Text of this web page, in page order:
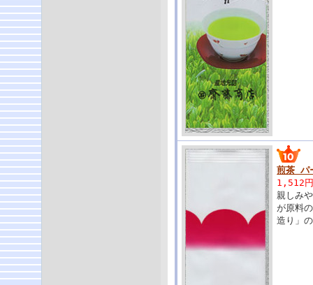
煎茶 パ
1,512
親しみ
が原料
造り」